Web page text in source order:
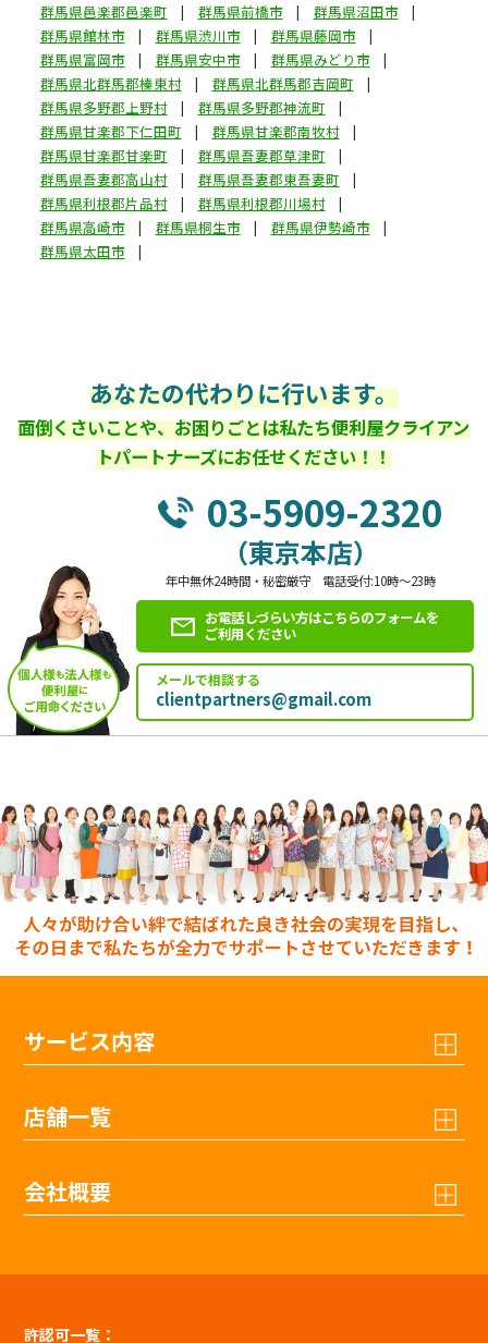
群馬県邑楽郡邑楽町
群馬県前橋市
群馬県沼田市
群馬県館林市
群馬県渋川市
群馬県藤岡市
群馬県富岡市
群馬県安中市
群馬県みどり市
群馬県北群馬郡榛東村
群馬県北群馬郡吉岡町
群馬県多野郡上野村
群馬県多野郡神流町
群馬県甘楽郡下仁田町
群馬県甘楽郡南牧村
群馬県甘楽郡甘楽町
群馬県吾妻郡草津町
群馬県吾妻郡高山村
群馬県吾妻郡東吾妻町
群馬県利根郡片品村
群馬県利根郡川場村
群馬県高崎市
群馬県桐生市
群馬県伊勢崎市
群馬県太田市
あなたの代わりに行います。
面倒くさいことや、お困りごとは私たち便利屋クライアン
トパートナーズにお任せください！！
03-5909-2320
（東京本店）
年中無休24時間・秘密厳守 電話受付:10時～23時
お電話しづらい方はこちらのフォームを
ご利用ください
メールで相談する
clientpartners@gmail.com
サービス内容
店舗一覧
会社概要
許認可一覧：